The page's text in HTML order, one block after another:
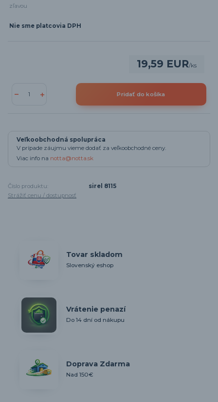
zľavou
Nie sme platcovia DPH
19,59 EUR/ks
Pridať do košíka
Veľkoobchodná spolupráca
V prípade záujmu vieme dodať za veľkoobchodné ceny.
Viac info na notta@notta.sk
Číslo produktu:
sirel 8115
Strážiť cenu / dostupnosť
Tovar skladom
Slovenský eshop
Vrátenie penazí
Do 14 dní od nákupu
Doprava Zdarma
Nad 150€